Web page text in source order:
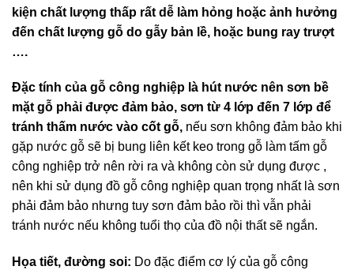
kiện chất lượng thấp rất dễ làm hỏng hoặc ảnh hưởng
đến chất lượng gỗ do gẫy bản lề, hoặc bung ray trượt
….
Đặc tính của gỗ công nghiệp là hút nước nên sơn bề
mặt gỗ phải được đảm bảo, sơn từ 4 lớp đến 7 lớp để
tránh thấm nước vào cốt gỗ, nếu sơn không đảm bảo khi
gặp nước gỗ sẽ bị bung liên kết keo trong gỗ làm tấm gỗ
công nghiệp trở nên rời ra và không còn sử dụng được ,
nên khi sử dụng đồ gỗ công nghiệp quan trọng nhất là sơn
phải đảm bảo nhưng tuy sơn đảm bảo rồi thì vẫn phải
tránh nước nếu không tuổi thọ của đồ nội thất sẽ ngắn.
Họa tiết, đường soi: Do đặc điểm cơ lý của gỗ công